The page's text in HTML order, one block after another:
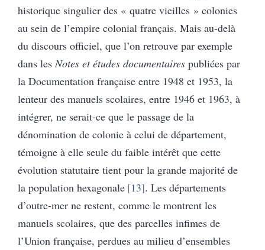
historique singulier des « quatre vieilles » colonies
au sein de l’empire colonial français. Mais au-delà
du discours officiel, que l’on retrouve par exemple
dans lesNotes et études documentaires publiées par
la Documentation française entre 1948 et 1953, la
lenteur des manuels scolaires, entre 1946 et 1963, à
intégrer, ne serait-ce que le passage de la
dénomination de colonie à celui de département,
témoigne à elle seule du faible intérêt que cette
évolution statutaire tient pour la grande majorité de
la population hexagonale 13 . Les départements
d’outre-mer ne restent, comme le montrent les
manuels scolaires, que des parcelles infimes de
l’Union française, perdues au milieu d’ensembles